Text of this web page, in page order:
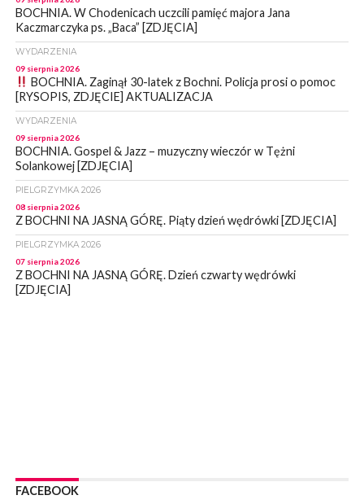
BOCHNIA. W Chodenicach uczcili pamięć majora Jana
Kaczmarczyka ps. „Baca” [ZDJĘCIA]
WYDARZENIA
09 sierpnia 2026
BOCHNIA. Zaginął 30-latek z Bochni. Policja prosi o pomoc
[RYSOPIS, ZDJĘCIE] AKTUALIZACJA
WYDARZENIA
09 sierpnia 2026
BOCHNIA. Gospel & Jazz – muzyczny wieczór w Tężni
Solankowej [ZDJĘCIA]
PIELGRZYMKA 2026
08 sierpnia 2026
Z BOCHNI NA JASNĄ GÓRĘ. Piąty dzień wędrówki [ZDJĘCIA]
PIELGRZYMKA 2026
07 sierpnia 2026
Z BOCHNI NA JASNĄ GÓRĘ. Dzień czwarty wędrówki
[ZDJĘCIA]
NOWY WIŚNICZ. Od poniedziałku ulica Lipnicka w Nowym
Wiśniczu będzie nieprzejezdna
FACEBOOK